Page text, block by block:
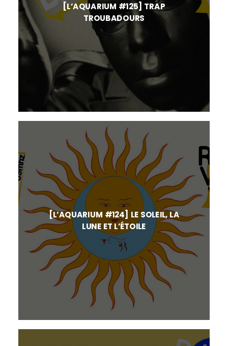
[L’AQUARIUM #125] TRAP
TROUBADOURS
[L’AQUARIUM #124] LE SOLEIL, LA
LUNE ET L’ÉTOILE